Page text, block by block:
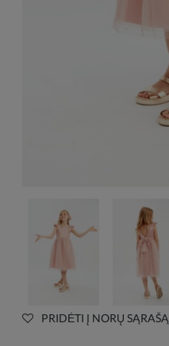
PRIDĖTI Į NORŲ SĄRAŠĄ